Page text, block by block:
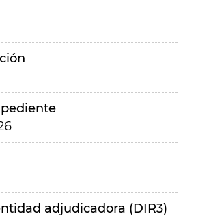
adjudicadora (DIR3)